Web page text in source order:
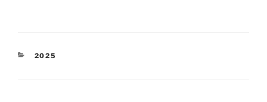
KATEGORIEN
2025